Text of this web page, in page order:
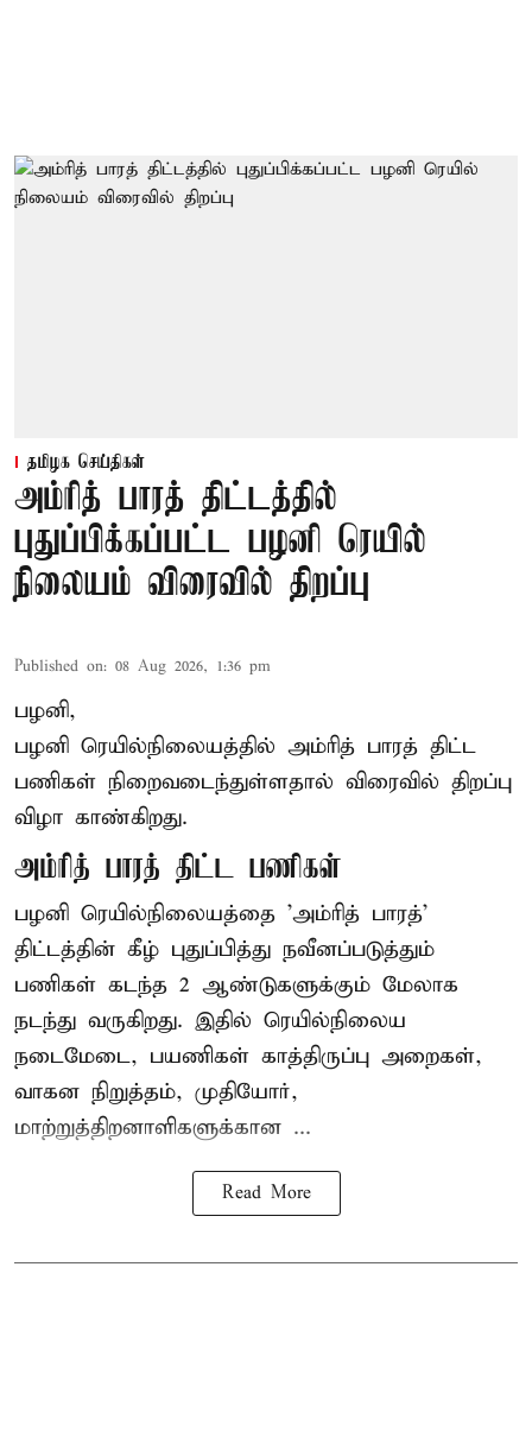
தமிழக செய்திகள்
அம்ரித் பாரத் திட்டத்தில்
புதுப்பிக்கப்பட்ட பழனி ரெயில்
நிலையம் விரைவில் திறப்பு
Published on: 08 Aug 2026, 1:36 pm
பழனி,
பழனி ரெயில்நிலையத்தில் அம்ரித் பாரத் திட்ட
பணிகள் நிறைவடைந்துள்ளதால் விரைவில் திறப்பு
விழா காண்கிறது.
அம்ரித் பாரத் திட்ட பணிகள்
பழனி ரெயில்நிலையத்தை 'அம்ரித் பாரத்'
திட்டத்தின் கீழ் புதுப்பித்து நவீனப்படுத்தும்
பணிகள் கடந்த 2 ஆண்டுகளுக்கும் மேலாக
நடந்து வருகிறது. இதில் ரெயில்நிலைய
நடைமேடை, பயணிகள் காத்திருப்பு அறைகள்,
வாகன நிறுத்தம், முதியோர்,
மாற்றுத்திறனாளிகளுக்கான ...
Read More